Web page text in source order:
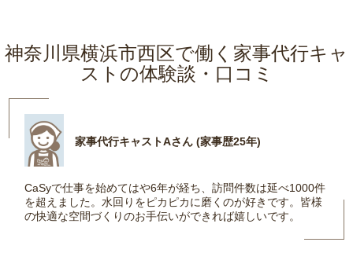
神奈川県横浜市西区で働く家事代行キャ
ストの体験談・口コミ
家事代行キャストAさん (家事歴25年)
CaSyで仕事を始めてはや6年が経ち、訪問件数は延べ1000件
を超えました。水回りをピカピカに磨くのが好きです。皆様
の快適な空間づくりのお手伝いができれば嬉しいです。